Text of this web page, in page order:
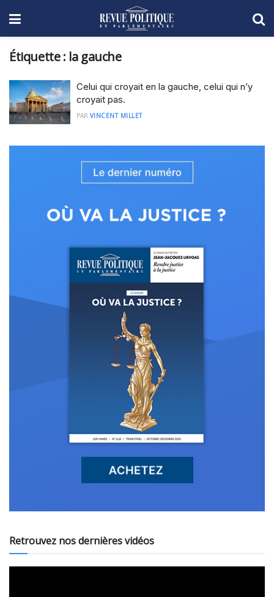
Étiquette : la gauche
Celui qui croyait en la gauche, celui qui n’y
croyait pas.
PAR VINCENT MILLET
Retrouvez nos dernières vidéos